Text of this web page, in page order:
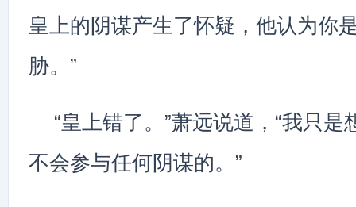
皇上的阴谋产生了怀疑，他认为你
胁。”
“皇上错了。”萧远说道，“我只是
不会参与任何阴谋的。”